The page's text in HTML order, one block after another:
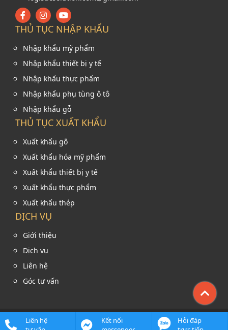
THỦ TỤC NHẬP KHẨU
Nhập khẩu mỹ phẩm
Nhập khẩu thiết bị y tế
Nhập khẩu thực phẩm
Nhập khẩu phụ tùng ô tô
Nhập khẩu gỗ
THỦ TỤC XUẤT KHẨU
Xuất khẩu gỗ
Xuất khẩu hóa mỹ phẩm
Xuất khẩu thiết bị y tế
Xuất khẩu thực phẩm
Xuất khẩu thép
DỊCH VỤ
Giới thiệu
Dịch vụ
Liên hệ
Góc tư vấn
© 2021 Logistics Solution
Liên hệ
Kết nối
Hỏi đáp